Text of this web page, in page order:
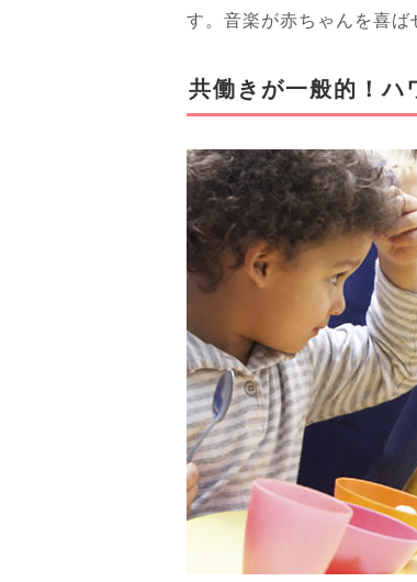
す。音楽が赤ちゃんを喜ば
共働きが一般的！ハ